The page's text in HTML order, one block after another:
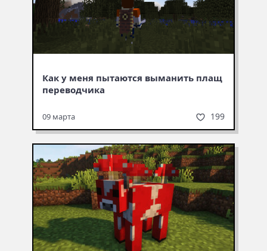
Как у меня пытаются выманить плащ
переводчика
09 марта 199